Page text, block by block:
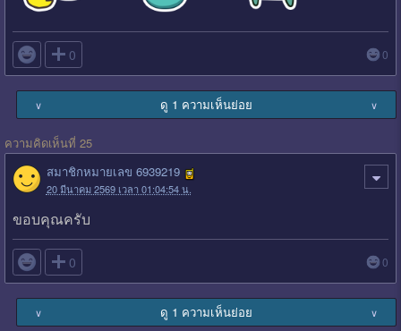
 0 0
∨ ดู 1 ความเห็นย่อย ∨
ความคิดเห็นที่ 25
สมาชิกหมายเลข 6939219
20 มีนาคม 2569 เวลา 01:04:54 น.
ขอบคุณครับ
 0 0
∨ ดู 1 ความเห็นย่อย ∨